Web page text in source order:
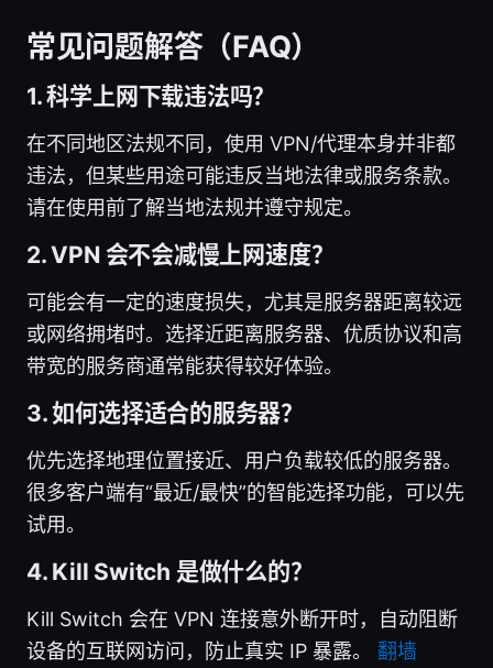
常见问题解答（FAQ）
1. 科学上网下载违法吗？
在不同地区法规不同，使用 VPN/代理本身并非都
违法，但某些用途可能违反当地法律或服务条款。
请在使用前了解当地法规并遵守规定。
2. VPN 会不会减慢上网速度？
可能会有一定的速度损失，尤其是服务器距离较远
或网络拥堵时。选择近距离服务器、优质协议和高
带宽的服务商通常能获得较好体验。
3. 如何选择适合的服务器？
优先选择地理位置接近、用户负载较低的服务器。
很多客户端有“最近/最快”的智能选择功能，可以先
试用。
4. Kill Switch 是做什么的？
Kill Switch 会在 VPN 连接意外断开时，自动阻断
设备的互联网访问，防止真实 IP 暴露。 翻墙